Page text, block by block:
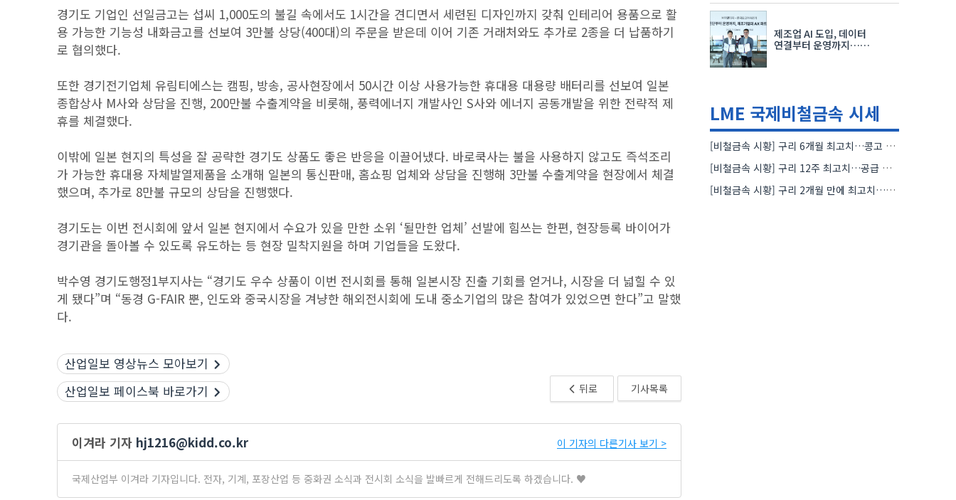
경기도 기업인 선일금고는 섭씨 1,000도의 불길 속에서도 1시간을 견디면서 세련된 디자인까지 갖춰 인테리어 용품으로 활
용 가능한 기능성 내화금고를 선보여 3만불 상당(400대)의 주문을 받은데 이어 기존 거래처와도 추가로 2종을 더 납품하기
로 협의했다.
또한 경기전기업체 유림티에스는 캠핑, 방송, 공사현장에서 50시간 이상 사용가능한 휴대용 대용량 배터리를 선보여 일본
종합상사 M사와 상담을 진행, 200만불 수출계약을 비롯해, 풍력에너지 개발사인 S사와 에너지 공동개발을 위한 전략적 제
휴를 체결했다.
이밖에 일본 현지의 특성을 잘 공략한 경기도 상품도 좋은 반응을 이끌어냈다. 바로쿡사는 불을 사용하지 않고도 즉석조리
가 가능한 휴대용 자체발열제품을 소개해 일본의 통신판매, 홈쇼핑 업체와 상담을 진행해 3만불 수출계약을 현장에서 체결
했으며, 추가로 8만불 규모의 상담을 진행했다.
경기도는 이번 전시회에 앞서 일본 현지에서 수요가 있을 만한 소위 ‘될만한 업체’ 선발에 힘쓰는 한편, 현장등록 바이어가
경기관을 돌아볼 수 있도록 유도하는 등 현장 밀착지원을 하며 기업들을 도왔다.
박수영 경기도행정1부지사는 “경기도 우수 상품이 이번 전시회를 통해 일본시장 진출 기회를 얻거나, 시장을 더 넓힐 수 있
게 됐다”며 “동경 G-FAIR 뿐, 인도와 중국시장을 겨냥한 해외전시회에 도내 중소기업의 많은 참여가 있었으면 한다”고 말했
다.
뒤로 기사목록
산업일보 영상뉴스 모아보기
산업일보 페이스북 바로가기
이겨라 기자 hj1216@kidd.co.kr 이 기자의 다른기사 보기 >
국제산업부 이겨라 기자입니다. 전자, 기계, 포장산업 등 중화권 소식과 전시회 소식을 발빠르게 전해드리도록 하겠습니다. ♥
차세대 반도체 패키징 산업전
08.26~08.28 수원컨벤션센터
제조업 AI 도입, 데이터
연결부터 운영까지…
LME 국제비철금속 시세
[비철금속 시황] 구리 6개월 최고치…콩고 수출 규제에 공급 우려 확대
[비철금속 시황] 구리 12주 최고치…공급 부족 우려에 강세
[비철금속 시황] 구리 2개월 만에 최고치…재고 감소에 공급 부족 우려 확대